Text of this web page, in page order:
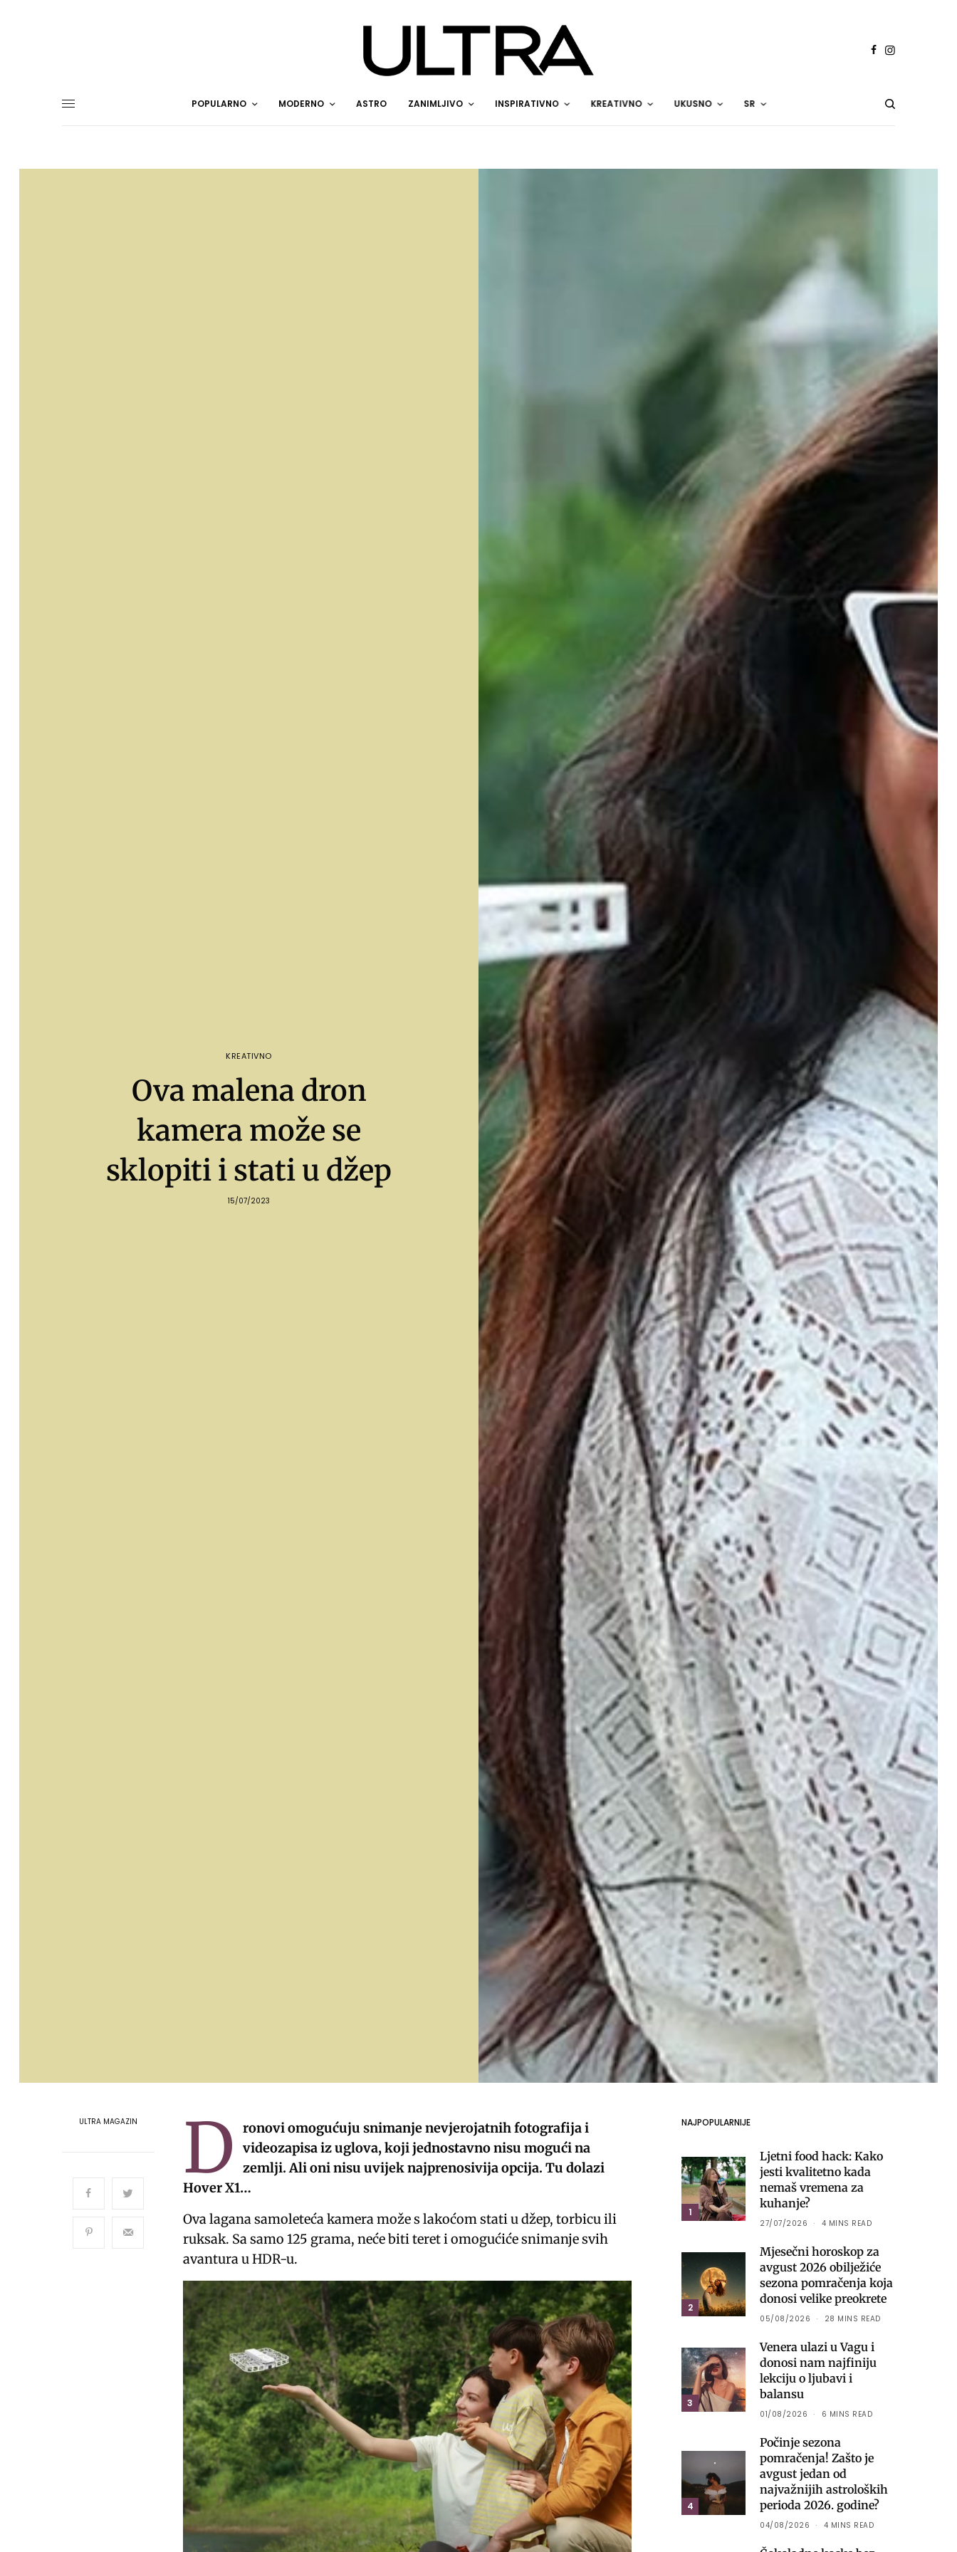
POPULARNO MODERNO ASTRO ZANIMLJIVO INSPIRATIVNO KREATIVNO UKUSNO SR
KREATIVNO
Ova malena dron
kamera može se
sklopiti i stati u džep
15/07/2023
ULTRA MAGAZIN D
ronovi omogućuju snimanje nevjerojatnih fotografija i
videozapisa iz uglova, koji jednostavno nisu mogući na
zemlji. Ali oni nisu uvijek najprenosivija opcija. Tu dolazi
Hover X1…
Ova lagana samoleteća kamera može s lakoćom stati u džep, torbicu ili
ruksak. Sa samo 125 grama, neće biti teret i omogućiće snimanje svih
avantura u HDR-u.
NAJPOPULARNIJE
1
Ljetni food hack: Kako
jesti kvalitetno kada
nemaš vremena za
kuhanje?
27/07/2026 4 MINS READ
2
Mjesečni horoskop za
avgust 2026 obilježiće
sezona pomračenja koja
donosi velike preokrete
05/08/2026 28 MINS READ
3
Venera ulazi u Vagu i
donosi nam najfiniju
lekciju o ljubavi i
balansu
01/08/2026 6 MINS READ
4
Počinje sezona
pomračenja! Zašto je
avgust jedan od
najvažnijih astroloških
perioda 2026. godine?
04/08/2026 4 MINS READ